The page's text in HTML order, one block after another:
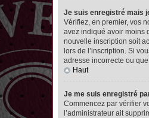
Je suis enregistré mais
Vérifiez, en premier, vos
avez indiqué avoir moins
nouvelle inscription soit
lors de l’inscription. Si
adresse incorrecte ou
Haut
Je me suis enregistré
Commencez par vérifier
l’administrateur ait